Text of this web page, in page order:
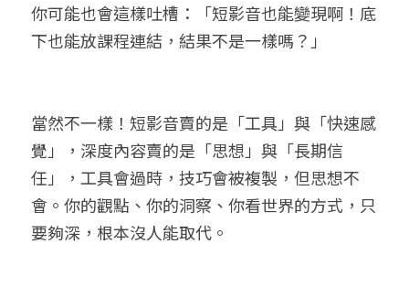
你可能也會這樣吐槽：「短影音也能變現啊！底
下也能放課程連結，結果不是一樣嗎？」
當然不一樣！短影音賣的是「工具」與「快速感
覺」，深度內容賣的是「思想」與「長期信
任」，工具會過時，技巧會被複製，但思想不
會。你的觀點、你的洞察、你看世界的方式，只
要夠深，根本沒人能取代。